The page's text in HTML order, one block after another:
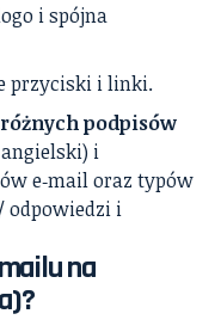
i spójna
przyciski i linki.
podpisów
i
e‑mail oraz typów
odpowiedzi i
na